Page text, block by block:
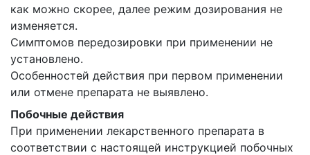
как можно скорее, далее режим дозирования не
изменяется.
Симптомов передозировки при применении не
установлено.
Особенностей действия при первом применении
или отмене препарата не выявлено.
Побочные действия
При применении лекарственного препарата в
соответствии с настоящей инструкцией побочных